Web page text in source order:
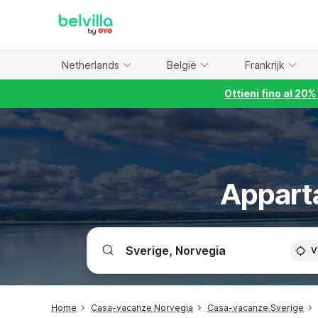
Netherlands België Frankrijk
Ottieni fino al
Home Casa-vacanze Norvegia Casa-vacanze Sverige